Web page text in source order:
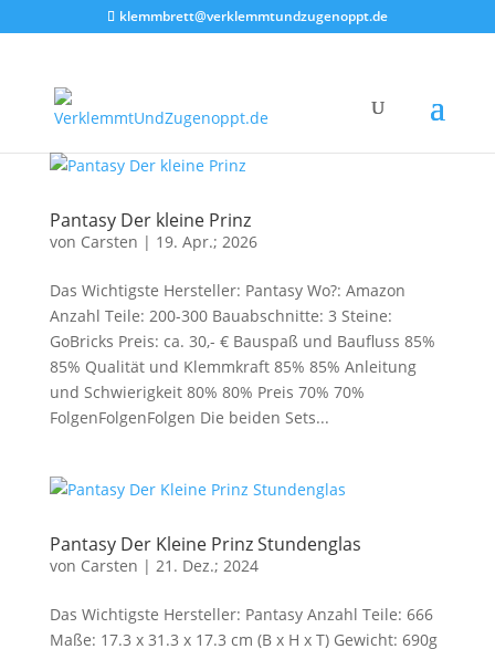
klemmbrett@verklemmtundzugenoppt.de
Pantasy Der kleine Prinz
von Carsten | 19. Apr.; 2026
Das Wichtigste Hersteller: Pantasy Wo?: Amazon
Anzahl Teile: 200-300 Bauabschnitte: 3 Steine:
GoBricks Preis: ca. 30,- € Bauspaß und Baufluss 85%
85% Qualität und Klemmkraft 85% 85% Anleitung
und Schwierigkeit 80% 80% Preis 70% 70%
FolgenFolgenFolgen Die beiden Sets...
Pantasy Der Kleine Prinz Stundenglas
von Carsten | 21. Dez.; 2024
Das Wichtigste Hersteller: Pantasy Anzahl Teile: 666
Maße: 17.3 x 31.3 x 17.3 cm (B x H x T) Gewicht: 690g